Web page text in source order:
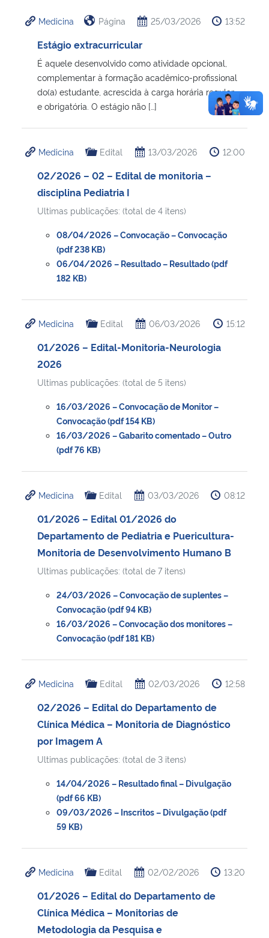
Medicina Página 25/03/2026 13:52
Estágio extracurricular
É aquele desenvolvido como atividade opcional,
complementar à formação acadêmico-profissional
do(a) estudante, acrescida à carga horária regular
e obrigatória. O estágio não […]
Medicina Edital 13/03/2026 12:00
02/2026 – 02 – Edital de monitoria –
disciplina Pediatria I
Ultimas publicações: (total de 4 itens)
08/04/2026 – Convocação – Convocação
(pdf 238 KB)
06/04/2026 – Resultado – Resultado (pdf
182 KB)
Medicina Edital 06/03/2026 15:12
01/2026 – Edital-Monitoria-Neurologia
2026
Ultimas publicações: (total de 5 itens)
16/03/2026 – Convocação de Monitor –
Convocação (pdf 154 KB)
16/03/2026 – Gabarito comentado – Outro
(pdf 76 KB)
Medicina Edital 03/03/2026 08:12
01/2026 – Edital 01/2026 do
Departamento de Pediatria e Puericultura-
Monitoria de Desenvolvimento Humano B
Ultimas publicações: (total de 7 itens)
24/03/2026 – Convocação de suplentes –
Convocação (pdf 94 KB)
16/03/2026 – Convocação dos monitores –
Convocação (pdf 181 KB)
Medicina Edital 02/03/2026 12:58
02/2026 – Edital do Departamento de
Clínica Médica – Monitoria de Diagnóstico
por Imagem A
Ultimas publicações: (total de 3 itens)
14/04/2026 – Resultado final – Divulgação
(pdf 66 KB)
09/03/2026 – Inscritos – Divulgação (pdf
59 KB)
Medicina Edital 02/02/2026 13:20
01/2026 – Edital do Departamento de
Clínica Médica – Monitorias de
Metodologia da Pesquisa e